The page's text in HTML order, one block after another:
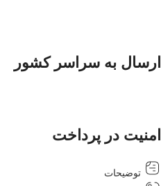
ارسال به سراسر کشور
امنیت در پرداخت
توضیحات